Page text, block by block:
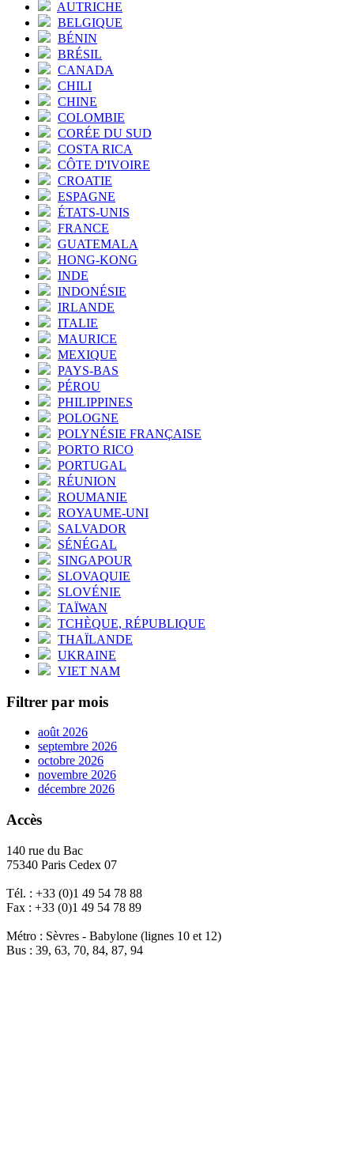
AUTRICHE
BELGIQUE
BÉNIN
BRÉSIL
CANADA
CHILI
CHINE
COLOMBIE
CORÉE DU SUD
COSTA RICA
CÔTE D'IVOIRE
CROATIE
ESPAGNE
ÉTATS-UNIS
FRANCE
GUATEMALA
HONG-KONG
INDE
INDONÉSIE
IRLANDE
ITALIE
MAURICE
MEXIQUE
PAYS-BAS
PÉROU
PHILIPPINES
POLOGNE
POLYNÉSIE FRANÇAISE
PORTO RICO
PORTUGAL
RÉUNION
ROUMANIE
ROYAUME-UNI
SALVADOR
SÉNÉGAL
SINGAPOUR
SLOVAQUIE
SLOVÉNIE
TAÏWAN
TCHÈQUE, RÉPUBLIQUE
THAÏLANDE
UKRAINE
VIET NAM
Filtrer par mois
août 2026
septembre 2026
octobre 2026
novembre 2026
décembre 2026
Accès
140 rue du Bac
75340 Paris Cedex 07
Tél. : +33 (0)1 49 54 78 88
Fax : +33 (0)1 49 54 78 89
Métro : Sèvres - Babylone (lignes 10 et 12)
Bus : 39, 63, 70, 84, 87, 94